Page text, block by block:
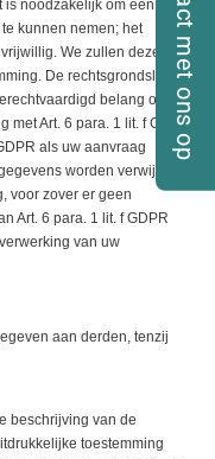
noodzakelijk om een e-
kunnen nemen; het
We zullen deze
De rechtsgrondslag
belang om te
met Art. 6 para. 1 lit. f GDPR
als uw aanvraag
worden verwijderd
voor zover er geen
Art. 6 para. 1 lit. f GDPR
van uw
aan derden, tenzij
beschrijving van de
toestemming